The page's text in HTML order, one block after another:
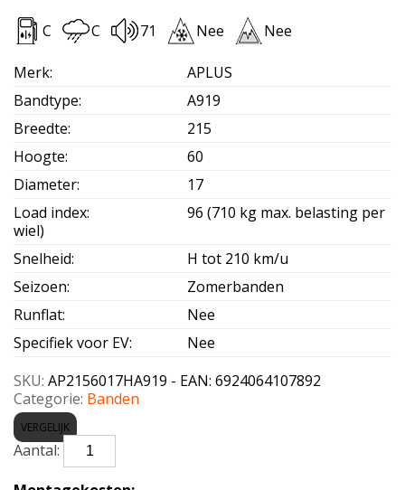
C C 71 Nee Nee
Merk:
APLUS
Bandtype:
A919
Breedte:
215
Hoogte:
60
Diameter:
17
Load index:
96 (710 kg max. belasting per
wiel)
Snelheid:
H tot 210 km/u
Seizoen:
Zomerbanden
Runflat:
Nee
Specifiek voor EV:
Nee
SKU: AP2156017HA919 - EAN: 6924064107892
Categorie: Banden
VERGELIJK
APLUS-
A919